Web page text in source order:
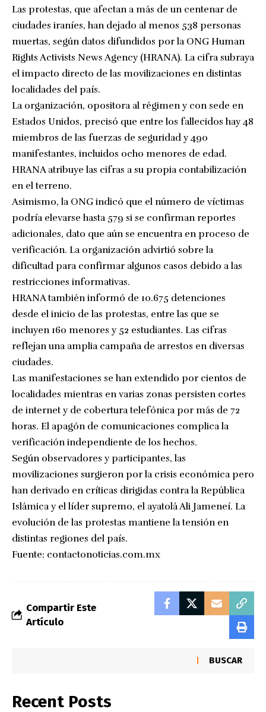
Las protestas, que afectan a más de un centenar de
ciudades iraníes, han dejado al menos 538 personas
muertas, según datos difundidos por la ONG Human
Rights Activists News Agency (HRANA). La cifra subraya
el impacto directo de las movilizaciones en distintas
localidades del país.
La organización, opositora al régimen y con sede en
Estados Unidos, precisó que entre los fallecidos hay 48
miembros de las fuerzas de seguridad y 490
manifestantes, incluidos ocho menores de edad.
HRANA atribuye las cifras a su propia contabilización
en el terreno.
Asimismo, la ONG indicó que el número de víctimas
podría elevarse hasta 579 si se confirman reportes
adicionales, dato que aún se encuentra en proceso de
verificación. La organización advirtió sobre la
dificultad para confirmar algunos casos debido a las
restricciones informativas.
HRANA también informó de 10.675 detenciones
desde el inicio de las protestas, entre las que se
incluyen 160 menores y 52 estudiantes. Las cifras
reflejan una amplia campaña de arrestos en diversas
ciudades.
Las manifestaciones se han extendido por cientos de
localidades mientras en varias zonas persisten cortes
de internet y de cobertura telefónica por más de 72
horas. El apagón de comunicaciones complica la
verificación independiente de los hechos.
Según observadores y participantes, las
movilizaciones surgieron por la crisis económica pero
han derivado en críticas dirigidas contra la República
Islámica y el líder supremo, el ayatolá Ali Jameneí. La
evolución de las protestas mantiene la tensión en
distintas regiones del país.
Fuente: contactonoticias.com.mx
Compartir Este
Artículo
BUSCAR
Recent Posts